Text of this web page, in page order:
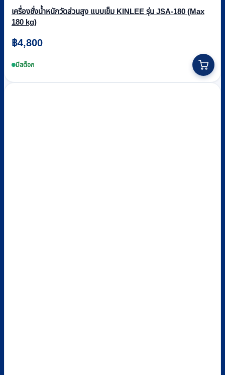
เครื่องชั่งน้ำหนักวัดส่วนสูง แบบเข็ม KINLEE รุ่น JSA-180 (Max
180 kg)
฿4,800
มีสต็อก